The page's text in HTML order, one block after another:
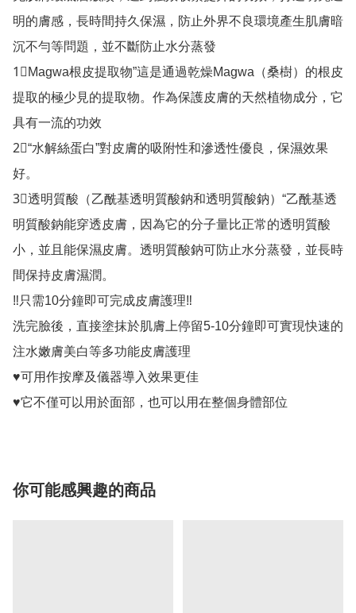
明的膚感，長時間持久保濕，防止外界不良環境產生肌膚暗
沉不勻等問題，並不斷防止水分蒸發
1⃣Magwa根皮提取物”這是通過乾燥Magwa（桑樹）的根皮
提取的極少見的提取物。作為保護皮膚的天然植物成分，它
具有一流的功效
2⃣“水解絲蛋白”對皮膚的吸附性和滲透性優良，保濕效果
好。
3⃣透明質酸（乙酰基透明質酸鈉和透明質酸鈉）“乙酰基透
明質酸鈉能穿透皮膚，因為它的分子量比正常的透明質酸
小，並且能保濕皮膚。透明質酸鈉可防止水分蒸發，並長時
間保持皮膚濕潤。
‼️只需10分鐘即可完成皮膚護理‼️
洗完臉後，直接塗抹於肌膚上停留5-10分鐘即可實現快速的
注水嫩膚美白等多功能皮膚護理
♥️可用作按摩及儀器導入效果更佳
♥️它不僅可以用於面部，也可以用在整個身體部位
你可能感興趣的商品